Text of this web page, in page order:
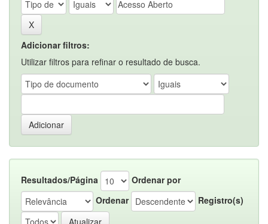
Adicionar filtros:
Utilizar filtros para refinar o resultado de busca.
Resultados/Página
Ordenar por
Ordenar
Registro(s)